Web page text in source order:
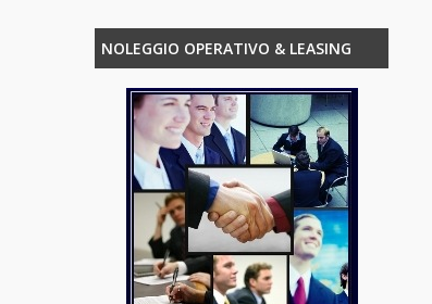
NOLEGGIO OPERATIVO & LEASING